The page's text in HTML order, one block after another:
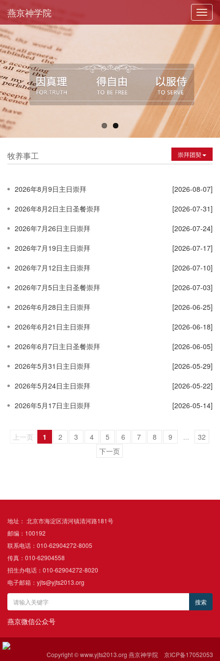
燕京神学院
崇拜团契
牧养事工
2026年8月9日主日崇拜
[2026-08-07]
2026年8月2日主日圣餐崇拜
[2026-07-31]
2026年7月26日主日崇拜
[2026-07-24]
2026年7月19日主日崇拜
[2026-07-17]
2026年7月12日主日崇拜
[2026-07-10]
2026年7月5日主日圣餐崇拜
[2026-07-03]
2026年6月28日主日崇拜
[2026-06-25]
2026年6月21日主日崇拜
[2026-06-18]
2026年6月7日主日圣餐崇拜
[2026-06-05]
2026年5月31日主日崇拜
[2026-05-29]
2026年5月24日主日崇拜
[2026-05-22]
2026年5月17日主日崇拜
[2026-05-14]
上一页 1 2 3 4 5 6 7 8 9 ...
32
下一页
地址： 北京市海淀区清河镇清河路181号
邮编：100192
联系电话：010-62904272-8005
传真：010-62904558
招生办电话：010-62904272-8020
电子邮箱：yjts@yjts2013.org
燕京微信公众号
Copyright © www.yjts2013.org 燕京神学院 京ICP备17052053